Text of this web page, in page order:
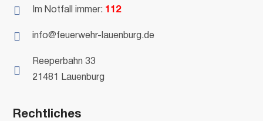
 Im Notfall immer: 112
 info@feuerwehr-lauenburg.de

Reeperbahn 33
21481 Lauenburg
Rechtliches